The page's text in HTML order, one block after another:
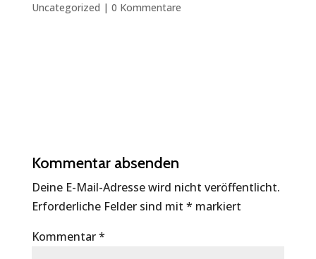
Uncategorized | 0 Kommentare
Kommentar absenden
Deine E-Mail-Adresse wird nicht veröffentlicht.
Erforderliche Felder sind mit * markiert
Kommentar*